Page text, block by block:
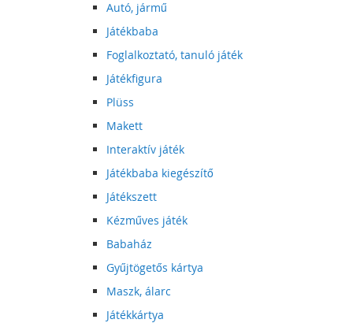
Autó, jármű
Játékbaba
Foglalkoztató, tanuló játék
Játékfigura
Plüss
Makett
Interaktív játék
Játékbaba kiegészítő
Játékszett
Kézműves játék
Babaház
Gyűjtögetős kártya
Maszk, álarc
Játékkártya